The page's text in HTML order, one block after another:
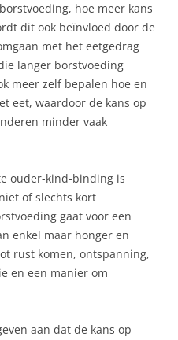
hoe meer kans
dit ook beïnvloed door de
met het eetgedrag
langer borstvoeding
meer zelf bepalen hoe en
eet, waardoor de kans op
minder vaak
ouder-kind-binding is
of slechts kort
gaat voor een
enkel maar honger en
rust komen, ontspanning,
en een manier om
aan dat de kans op